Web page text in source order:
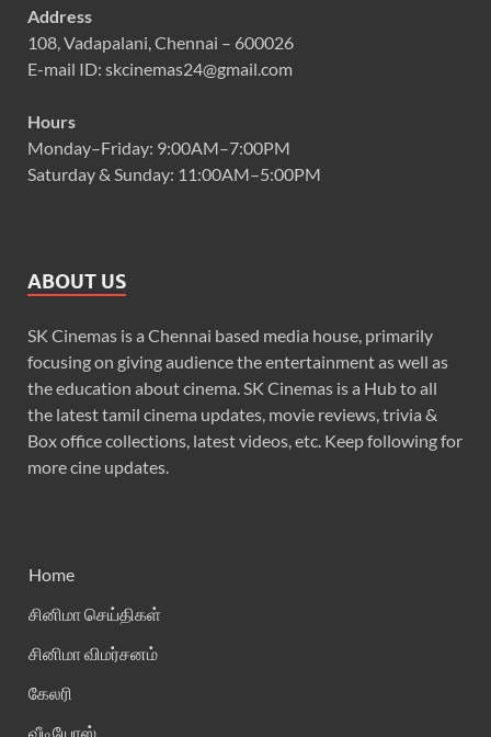
Address
108, Vadapalani, Chennai – 600026
E-mail ID: skcinemas24@gmail.com
Hours
Monday–Friday: 9:00AM–7:00PM
Saturday & Sunday: 11:00AM–5:00PM
ABOUT US
SK Cinemas is a Chennai based media house, primarily
focusing on giving audience the entertainment as well as
the education about cinema. SK Cinemas is a Hub to all
the latest tamil cinema updates, movie reviews, trivia &
Box office collections, latest videos, etc. Keep following for
more cine updates.
Home
சினிமா செய்திகள்
சினிமா விமர்சனம்
கேலரி
வீடியோஸ்